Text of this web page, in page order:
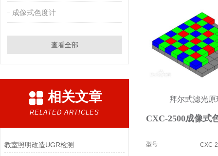
成像式色度计
查看全部
相关文章
RELATED ARTICLES
教室照明改造UGR检测
拜尔式滤
CXC-2500成像式
型号 CXC-